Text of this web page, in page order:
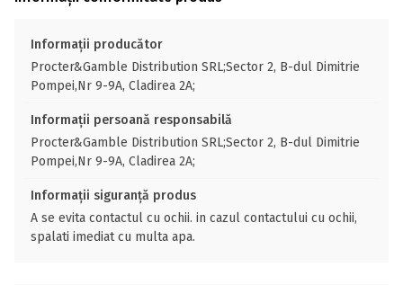
Informații producător
Procter&Gamble Distribution SRL;Sector 2, B-dul Dimitrie
Pompei,Nr 9-9A, Cladirea 2A;
Informații persoană responsabilă
Procter&Gamble Distribution SRL;Sector 2, B-dul Dimitrie
Pompei,Nr 9-9A, Cladirea 2A;
Informații siguranță produs
A se evita contactul cu ochii. in cazul contactului cu ochii,
spalati imediat cu multa apa.